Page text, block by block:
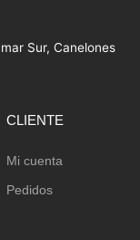
Sur, Canelones
CLIENTE
Mi cuenta
Pedidos